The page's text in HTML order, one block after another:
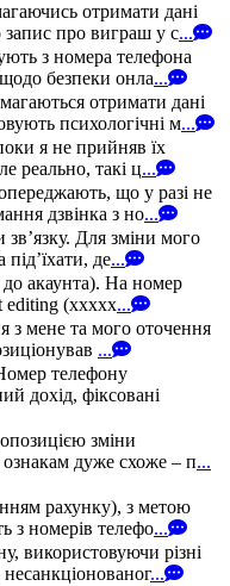
отримати дані
запис про виграш у с...
з номера телефона
безпеки онла...
отримати дані
психологічні м...
я не прийняв їх
реально, такі ц...
що у разі не
дзвінка з но...
Для зміни мого
де...
до акаунта). На номер
editing (xxxxx...
з мене та мого оточення
...
телефону
дохід, фіксовані
зміни
дуже схоже – п...
рахунку), з метою
з номерів телефо...
використовуючи різні
...